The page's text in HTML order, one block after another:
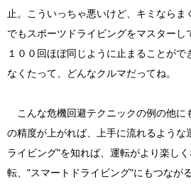
止。こういっちゃ悪いけど、キミならま
でもスポーツドライビングをマスターし
１００回ほぼ同じように止まることが
なくたって、どんなクルマだってね。
こんな危機回避テクニックの例の他に
の精度が上がれば、上手に流れるような
ライビング"を知れば、運転がより楽し
転、"スマートドライビング"にもつなが